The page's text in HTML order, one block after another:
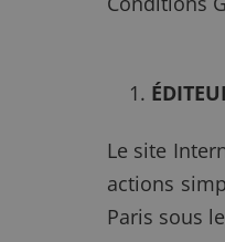
Le site
actions
Paris sous